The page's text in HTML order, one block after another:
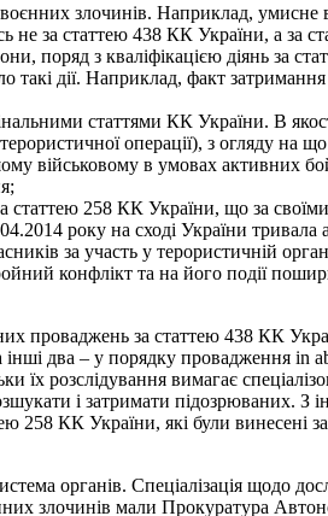
злочинів. Наприклад,
не за статтею 438 КК України, а за
поряд з кваліфікацією діянь за
дії. Наприклад, факт
статтями КК України. В
операції), з огляду на
військовому в умовах активних
статтею 258 КК України, що за
року на сході України
за участь у терористичній
конфлікт та на його події
за статтею 438 КК
два – у порядку провадження in
розслідування вимагає
і затримати підозрюваних. З
258 КК України, які були винесені
органів. Спеціалізація щодо
злочинів мали Прокуратура